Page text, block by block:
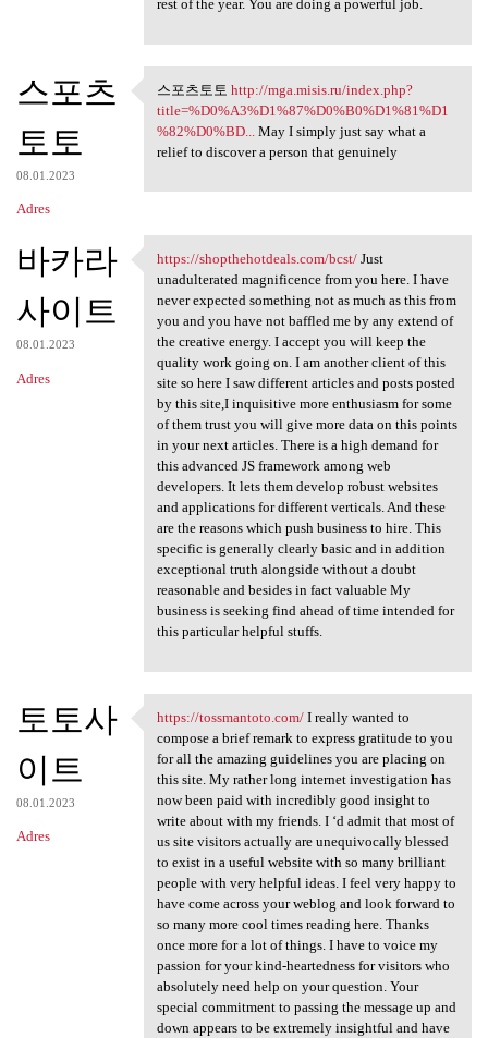
rest of the year. You are doing a powerful job.
스포츠
토토
08.01.2023
Adres
스포츠토토 http://mga.misis.ru
스포츠토토 http://mga.misis.ru/index.php?
title=%D0%A3%D1%87%D0%B0%D1%81%D1
%82%D0%BD...
May I simply just say what a
relief to discover a person that genuinely
바카라
사이트
08.01.2023
Adres
https://shopthehotdeals.com
https://shopthehotdeals.com/bcst/Just
unadulterated magnificence from you here. I have
never expected something not as much as this from
you and you have not baffled me by any extend of
the creative energy. I accept you will keep the
quality work going on. I am another client of this
site so here I saw different articles and posts posted
by this site,I inquisitive more enthusiasm for some
of them trust you will give more data on this points
in your next articles. There is a high demand for
this advanced JS framework among web
developers. It lets them develop robust websites
and applications for different verticals. And these
are the reasons which push business to hire. This
specific is generally clearly basic and in addition
exceptional truth alongside without a doubt
reasonable and besides in fact valuable My
business is seeking find ahead of time intended for
this particular helpful stuffs.
토토사
이트
08.01.2023
Adres
https://tossmantoto.com/ I
https://tossmantoto.com/I really wanted to
compose a brief remark to express gratitude to you
for all the amazing guidelines you are placing on
this site. My rather long internet investigation has
now been paid with incredibly good insight to
write about with my friends. I ‘d admit that most of
us site visitors actually are unequivocally blessed
to exist in a useful website with so many brilliant
people with very helpful ideas. I feel very happy to
have come across your weblog and look forward to
so many more cool times reading here. Thanks
once more for a lot of things. I have to voice my
passion for your kind-heartedness for visitors who
absolutely need help on your question. Your
special commitment to passing the message up and
down appears to be extremely insightful and have